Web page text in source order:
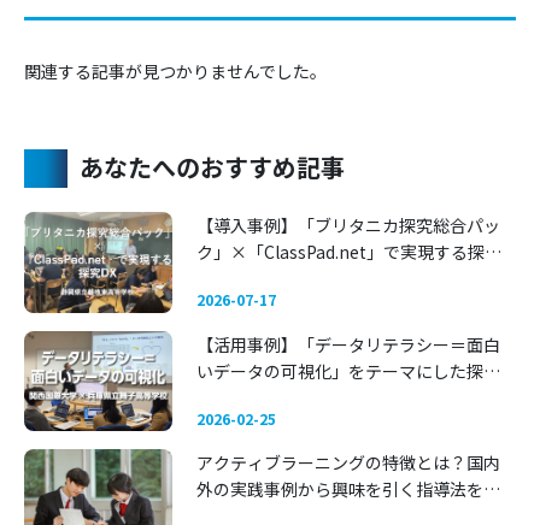
関連する記事が見つかりませんでした。
あなたへのおすすめ記事
【導入事例】「ブリタニカ探究総合パッ
ク」×「ClassPad.net」で実現する探究
2026-07-17
【活用事例】「データリテラシー＝面白
いデータの可視化」をテーマにした探究
等学校
2026-02-25
アクティブラーニングの特徴とは？国内
外の実践事例から興味を引く指導法を考